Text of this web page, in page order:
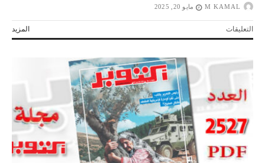
M KAMAL مايو 20, 2025
المزيد التعليقاتعلى
العدد
مجلة
أكتوبر